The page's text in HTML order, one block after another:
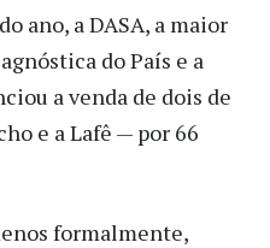
ano, a DASA, a maior
do País e a
a venda de dois de
e a Lafê — por 66
formalmente,